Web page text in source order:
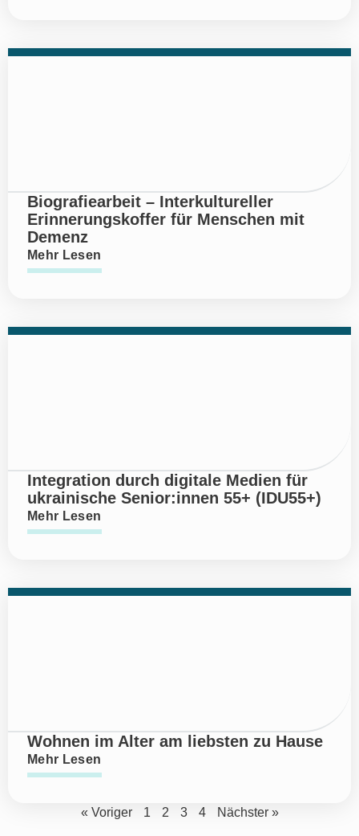
Biografiearbeit – Interkultureller
Erinnerungskoffer für Menschen mit
Demenz
Mehr Lesen
Integration durch digitale Medien für
ukrainische Senior:innen 55+ (IDU55+)
Mehr Lesen
Wohnen im Alter am liebsten zu Hause
Mehr Lesen
« Voriger 1 2 3 4 Nächster »